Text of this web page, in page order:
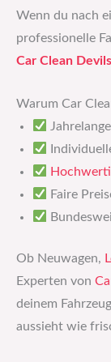
Wenn du nach
professionelle
Car Clean Devils
Warum Car
Faire
Ob Neuwagen,
Experten von
deinem
aussieht wie